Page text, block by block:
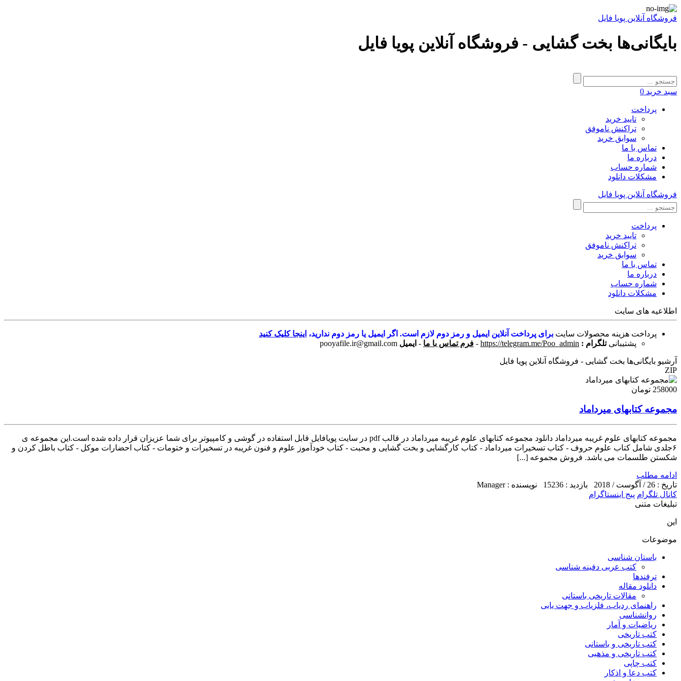
فروشگاه آنلاین پویا فایل
بایگانی‌ها بخت گشایی - فروشگاه آنلاین پویا فایل
سبد خرید 0
پرداخت
تایید خرید
تراکنش ناموفق
سوابق خرید
تماس با ما
درباره ما
شماره حساب
مشکلات دانلود
فروشگاه آنلاین پویا فایل
پرداخت
تایید خرید
تراکنش ناموفق
سوابق خرید
تماس با ما
درباره ما
شماره حساب
مشکلات دانلود
اطلاعیه های سایت
پرداخت هزینه محصولات سایت برای پرداخت آنلاین ایمیل و رمز دوم لازم است. اگر ایمیل یا رمز دوم ندارید، اینجا کلیک کنید
پشتیبانی تلگرام : https://telegram.me/Poo_admin
- فرم تماس با ما - ایمیل pooyafile.ir@gmail.com
آرشیو بایگانی‌ها بخت گشایی - فروشگاه آنلاین پویا فایل
ZIP
258000 تومان
مجموعه کتابهای میرداماد
مجموعه کتابهای علوم غریبه میرداماد دانلود مجموعه کتابهای علوم غریبه میرداماد در قالب pdf در سایت پویافایل قابل استفاده در گوشی و کامپیوتر برای شما عزیزان قرار داده شده است.این مجموعه ی
۶جلدی شامل کتاب علوم حروف - کتاب تسخیرات میرداماد - کتاب کارگشایی و بخت گشایی و محبت - کتاب خودآموز علوم و فنون غریبه در تسخیرات و ختومات - کتاب احضارات موکل - کتاب باطل کردن و
شکستن طلسمات می باشد. فروش مجموعه [...]
ادامه مطلب
تاریخ : 26 / آگوست / 2018
بازدید : 15236
نویسنده : Manager
کانال تلگرام پیج اینستاگرام
تبلیغات متنی
این
موضوعات
باستان شناسی
کتب عربی دفینه شناسی
ترفندها
دانلود مقاله
مقالات تاریخی باستانی
راهنمای ردیاب، فلزیاب و جهت یابی
روانشناسی
ریاضیات و آمار
کتب تاریخی
کتب تاریخی و باستانی
کتب تاریخی و مذهبی
کتب چاپی
کتب دعا و اذکار